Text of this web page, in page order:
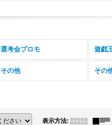
選考会プロモ 遊戯
その他 その
表示方法: